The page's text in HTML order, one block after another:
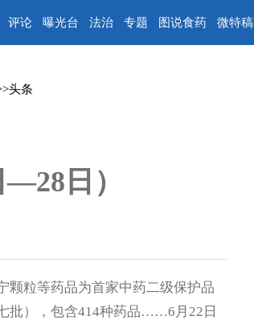
评论 曝光台 法治 专题 图说食药 微特稿
头条
日）
颗粒等药品为首家中药二级保护品
批），包含414种药品……6月22日